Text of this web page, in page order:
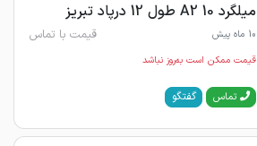
میلگرد 10 A2 طول 12 درپاد تبریز
10 ماه پیش قیمت با تماس
قیمت ممکن است به‌روز نباشد
تماس گفتگو